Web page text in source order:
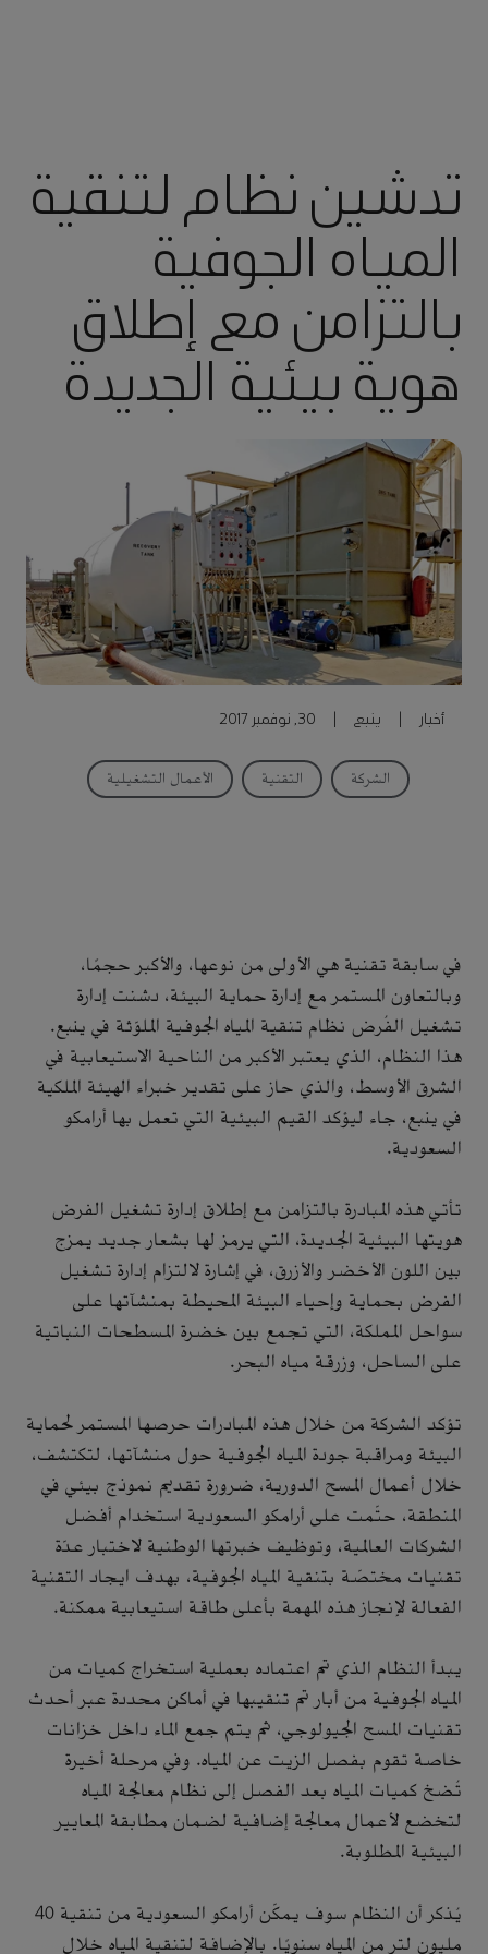
تدشين نظام لتنقية
المياه الجوفية
بالتزامن مع إطلاق
هوية بيئية الجديدة
أخبار ينبع 30, نوفمبر 2017
الشركة التقنية الأعمال التشغيلية
في سابقة تقنية هي الأولى من نوعها، والأكبر حجمًا،
وبالتعاون المستمر مع إدارة حماية البيئة، دشنت إدارة
تشغيل الفُرض نظام تنقية المياه الجوفية الملوّثة في ينبع.
هذا النظام، الذي يعتبر الأكبر من الناحية الاستيعابية في
الشرق الأوسط، والذي حاز على تقدير خبراء الهيئة الملكية
في ينبع، جاء ليؤكد القيم البيئية التي تعمل بها أرامكو
السعودية.
تأتي هذه المبادرة بالتزامن مع إطلاق إدارة تشغيل الفرض
هويتها البيئية الجديدة، التي يرمز لها بشعار جديد يمزج
بين اللون الأخضر والأزرق، في إشارة لالتزام إدارة تشغيل
الفرض بحماية وإحياء البيئة المحيطة بمنشآتها على
سواحل المملكة، التي تجمع بين خضرة المسطحات النباتية
على الساحل، وزرقة مياه البحر.
تؤكد الشركة من خلال هذه المبادرات حرصها المستمر لحماية
البيئة ومراقبة جودة المياه الجوفية حول منشآتها، لتكتشف،
خلال أعمال المسح الدورية، ضرورة تقديم نموذج بيئي في
المنطقة، حتّمت على أرامكو السعودية استخدام أفضل
الشركات العالمية، وتوظيف خبرتها الوطنية لاختبار عدّة
تقنيات مختصّة بتنقية المياه الجوفية، بهدف ايجاد التقنية
الفعالة لإنجاز هذه المهمة بأعلى طاقة استيعابية ممكنة.
يبدأ النظام الذي تم اعتماده بعملية استخراج كميات من
المياه الجوفية من أبار تم تنقيبها في أماكن محددة عبر أحدث
تقنيات المسح الجيولوجي، ثم يتم جمع الماء داخل خزانات
خاصة تقوم بفصل الزيت عن المياه. وفي مرحلة أخيرة
تُضخ كميات المياه بعد الفصل إلى نظام معالجة المياه
لتخضع لأعمال معالجة إضافية لضمان مطابقة المعايير
البيئية المطلوبة.
يُذكر أن النظام سوف يمكّن أرامكو السعودية من تنقية 40
مليون لتر من المياه سنويًا. بالإضافة لتنقية المياه خلال